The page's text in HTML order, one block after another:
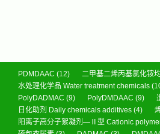
PDMDAAC (12)
二甲基二烯丙基氯化铵
水处理化学品 Water treatment chemicals
PolyDADMAC (9) PolyDMDAAC (9)
日化助剂 Daily chemicals additives (4)
阳离子高分子絮凝剂—Ⅱ型 Cationic